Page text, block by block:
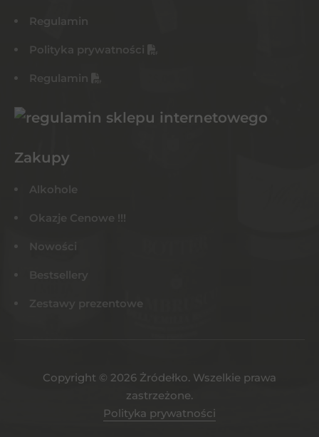
Regulamin
Polityka prywatności
Regulamin
Zakupy
Alkohole
Okazje Cenowe !!!
Nowości
Bestsellery
Zestawy prezentowe
Copyright © 2026 Żródełko. Wszelkie prawa
zastrzeżone.
Polityka prywatności